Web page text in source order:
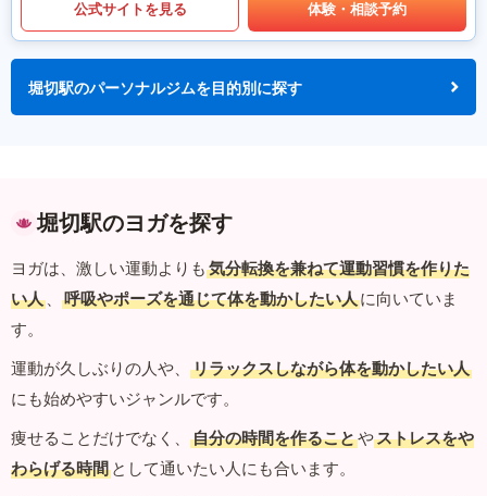
公式サイトを見る 体験・相談予約
堀切駅のパーソナルジムを目的別に探す
堀切駅のヨガを探す
ヨガは、激しい運動よりも 気分転換を兼ねて運動習慣を作りた
い人 、 呼吸やポーズを通じて体を動かしたい人に向いていま
す。
運動が久しぶりの人や、
リラックスしながら体を動かしたい人
にも始めやすいジャンルです。
痩せることだけでなく、
自分の時間を作ることやストレスをや
わらげる時間 として通いたい人にも合います。